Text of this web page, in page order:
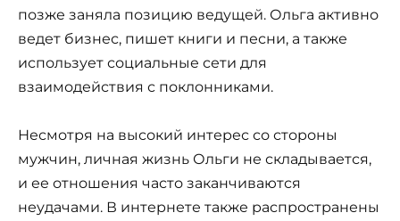
позже заняла позицию ведущей. Ольга активно
ведет бизнес, пишет книги и песни, а также
использует социальные сети для
взаимодействия с поклонниками.
Несмотря на высокий интерес со стороны
мужчин, личная жизнь Ольги не складывается,
и ее отношения часто заканчиваются
неудачами. В интернете также распространены